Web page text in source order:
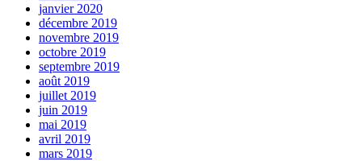
janvier 2020
décembre 2019
novembre 2019
octobre 2019
septembre 2019
août 2019
juillet 2019
juin 2019
mai 2019
avril 2019
mars 2019